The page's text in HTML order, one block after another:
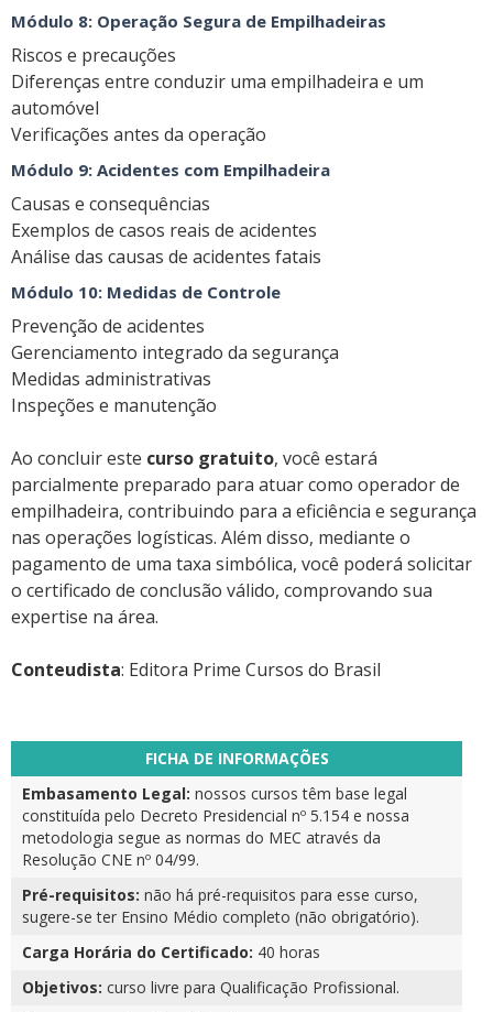
Módulo 8: Operação Segura de Empilhadeiras
Riscos e precauções
Diferenças entre conduzir uma empilhadeira e um
automóvel
Verificações antes da operação
Módulo 9: Acidentes com Empilhadeira
Causas e consequências
Exemplos de casos reais de acidentes
Análise das causas de acidentes fatais
Módulo 10: Medidas de Controle
Prevenção de acidentes
Gerenciamento integrado da segurança
Medidas administrativas
Inspeções e manutenção
Ao concluir este curso gratuito, você estará
parcialmente preparado para atuar como operador de
empilhadeira, contribuindo para a eficiência e segurança
nas operações logísticas. Além disso, mediante o
pagamento de uma taxa simbólica, você poderá solicitar
o certificado de conclusão válido, comprovando sua
expertise na área.
Conteudista: Editora Prime Cursos do Brasil
FICHA DE INFORMAÇÕES
Embasamento Legal: nossos cursos têm base legal
constituída pelo Decreto Presidencial nº 5.154 e nossa
metodologia segue as normas do MEC através da
Resolução CNE nº 04/99.
Pré-requisitos: não há pré-requisitos para esse curso,
sugere-se ter Ensino Médio completo (não obrigatório).
Carga Horária do Certificado: 40 horas
Objetivos: curso livre para Qualificação Profissional.